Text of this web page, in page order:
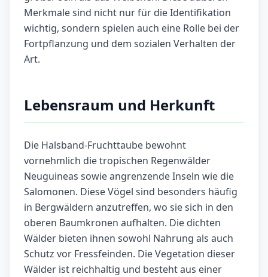
Merkmale sind nicht nur für die Identifikation
wichtig, sondern spielen auch eine Rolle bei der
Fortpflanzung und dem sozialen Verhalten der
Art.
Lebensraum und Herkunft
Die Halsband-Fruchttaube bewohnt
vornehmlich die tropischen Regenwälder
Neuguineas sowie angrenzende Inseln wie die
Salomonen. Diese Vögel sind besonders häufig
in Bergwäldern anzutreffen, wo sie sich in den
oberen Baumkronen aufhalten. Die dichten
Wälder bieten ihnen sowohl Nahrung als auch
Schutz vor Fressfeinden. Die Vegetation dieser
Wälder ist reichhaltig und besteht aus einer